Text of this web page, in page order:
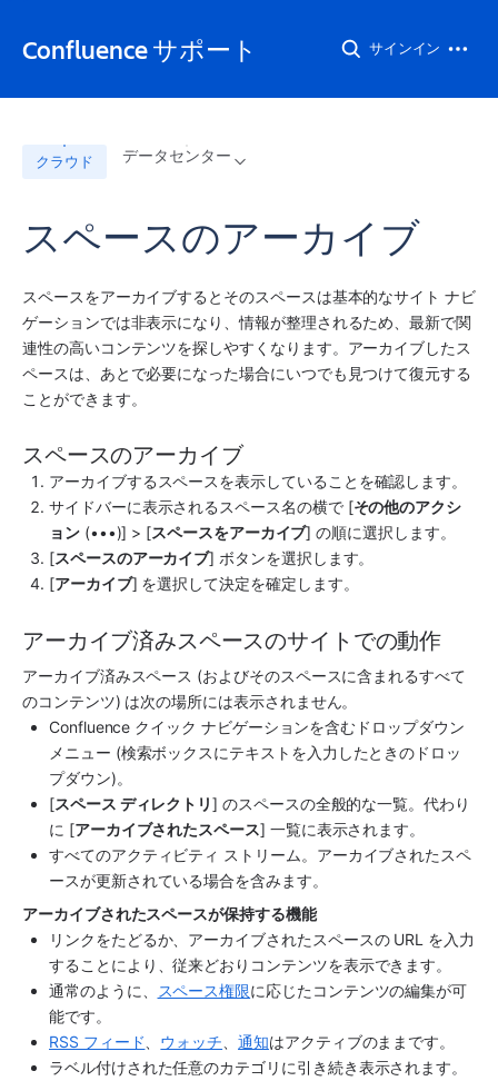
Confluence サポート サインイン
クラウド データセンター
スペースのアーカイブ
スペースをアーカイブするとそのスペースは基本的なサイト ナビ
ゲーションでは非表示になり、情報が整理されるため、最新で関
連性の高いコンテンツを探しやすくなります。アーカイブしたス
ペースは、あとで必要になった場合にいつでも見つけて復元する
ことができます。
スペースのアーカイブ
アーカイブするスペースを表示していることを確認します。
サイドバーに表示されるスペース名の横で [その他のアクシ
ョン (•••)] > [スペースをアーカイブ] の順に選択します。
[スペースのアーカイブ] ボタンを選択します。
[アーカイブ] を選択して決定を確定します。
アーカイブ済みスペースのサイトでの動作
アーカイブ済みスペース (およびそのスペースに含まれるすべて
のコンテンツ) は次の場所には表示されません。
Confluence クイック ナビゲーションを含むドロップダウン
メニュー (検索ボックスにテキストを入力したときのドロッ
プダウン)。
[スペース ディレクトリ] のスペースの全般的な一覧。代わり
に [アーカイブされたスペース] 一覧に表示されます。
すべてのアクティビティ ストリーム。アーカイブされたスペ
ースが更新されている場合を含みます。
アーカイブされたスペースが保持する機能
リンクをたどるか、アーカイブされたスペースの URL を入力
することにより、従来どおりコンテンツを表示できます。
通常のように、
スペース権限に応じたコンテンツの編集が可
能です。
RSS フィード
ウォッチ 、通知はアクティブのままです。
ラベル付けされた任意のカテゴリに引き続き表示されます。